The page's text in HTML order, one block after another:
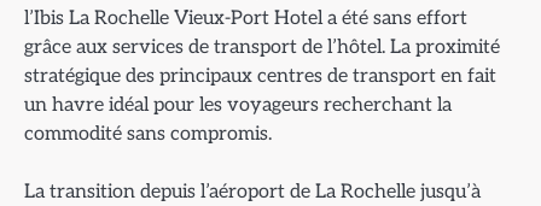
l’Ibis La Rochelle Vieux-Port Hotel a été sans effort
grâce aux services de transport de l’hôtel. La proximité
stratégique des principaux centres de transport en fait
un havre idéal pour les voyageurs recherchant la
commodité sans compromis.
La transition depuis l’aéroport de La Rochelle jusqu’à